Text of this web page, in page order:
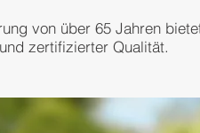
von über 65 Jahren
zertifizierter Qualität.